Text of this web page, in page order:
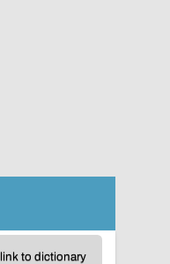
link to dictionary